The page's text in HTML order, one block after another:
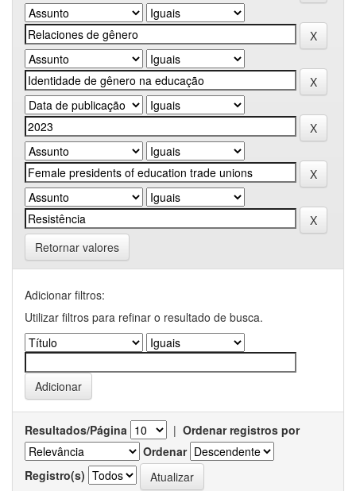
Retornar valores
Adicionar filtros:
Utilizar filtros para refinar o resultado de busca.
Resultados/Página | Ordenar registros por
Ordenar
Registro(s)